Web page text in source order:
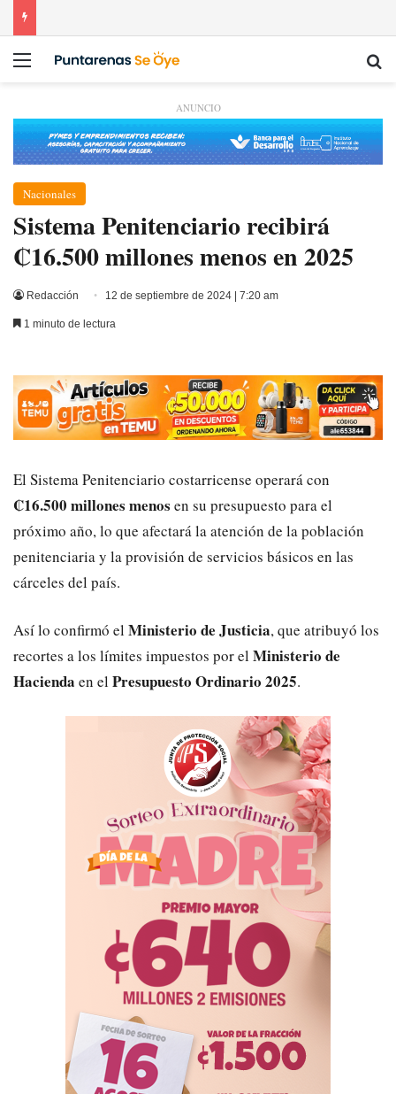
Menú
ANUNCIO
Nacionales
Sistema Penitenciario recibirá
₡16.500 millones menos en 2025
Redacción 12 de septiembre de 2024 | 7:20 am
1 minuto de lectura
El Sistema Penitenciario costarricense operará con
₡16.500 millones menos en su presupuesto para el
próximo año, lo que afectará la atención de la población
penitenciaria y la provisión de servicios básicos en las
cárceles del país.
Así lo confirmó el Ministerio de Justicia, que atribuyó los
recortes a los límites impuestos por el Ministerio de
Hacienda en el Presupuesto Ordinario 2025.